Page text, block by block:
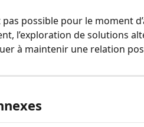
pas possible pour le moment
l’exploration de solutions
à maintenir une relation